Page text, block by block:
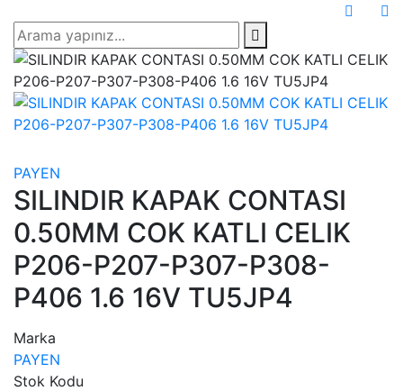
PAYEN
SILINDIR KAPAK CONTASI
0.50MM COK KATLI CELIK
P206-P207-P307-P308-
P406 1.6 16V TU5JP4
Marka
PAYEN
Stok Kodu